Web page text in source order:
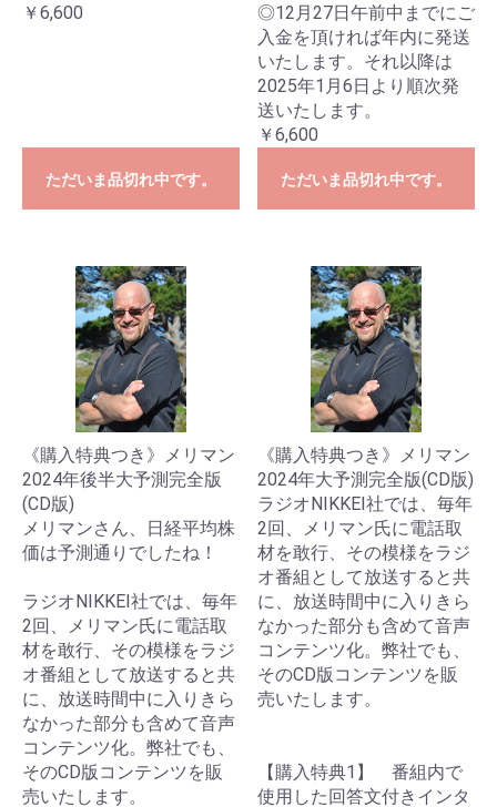
￥6,600
ただいま品切れ中です。
◎12月27日午前中までにご
入金を頂ければ年内に発送
いたします。それ以降は
2025年1月6日より順次発
送いたします。
￥6,600
ただいま品切れ中です。
《購入特典つき》メリマン
2024年後半大予測完全版
(CD版)
メリマンさん、日経平均株
価は予測通りでしたね！
ラジオNIKKEI社では、毎年
2回、メリマン氏に電話取
材を敢行、その模様をラジ
オ番組として放送すると共
に、放送時間中に入りきら
なかった部分も含めて音声
コンテンツ化。弊社でも、
そのCD版コンテンツを販
売いたします。
《購入特典つき》メリマン
2024年大予測完全版(CD版)
ラジオNIKKEI社では、毎年
2回、メリマン氏に電話取
材を敢行、その模様をラジ
オ番組として放送すると共
に、放送時間中に入りきら
なかった部分も含めて音声
コンテンツ化。弊社でも、
そのCD版コンテンツを販
売いたします。
【購入特典1】 番組内で
使用した回答文付きインタ